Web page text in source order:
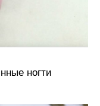
ногти